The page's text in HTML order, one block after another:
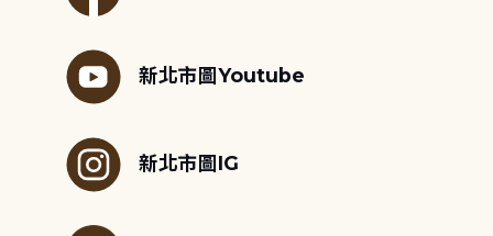
新北市圖Youtube
新北市圖IG